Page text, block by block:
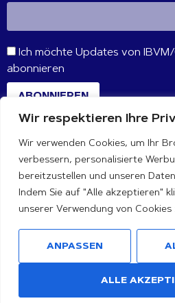
Wir respektieren Ihre
Wir verwenden Cookies, um Ihr
verbessern, personalisierte
bereitzustellen und unseren
Indem Sie auf "Alle akzeptieren"
unserer Verwendung von Cookies
ANPASSEN
ALLE
Ich möchte Updates von
abonnieren
ABONNIEREN
VERBINDE DICH MIT UNS